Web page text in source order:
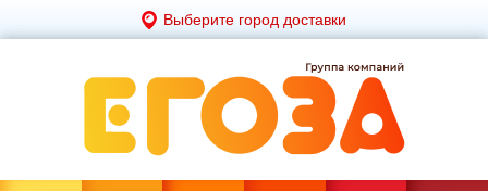
Выберите город доставки